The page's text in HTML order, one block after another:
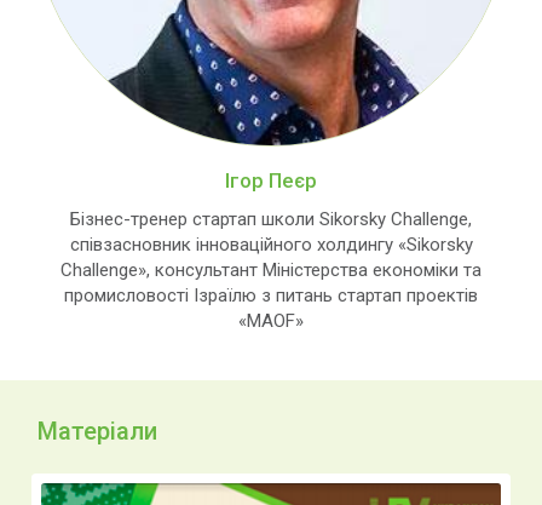
Ігор Пеєр
Бізнес-тренер стартап школи Sikorsky Challenge,
співзасновник інноваційного холдингу «Sikorsky
Challenge», консультант Міністерства економіки та
промисловості Ізраїлю з питань стартап проектів
«MAOF»
Матеріали